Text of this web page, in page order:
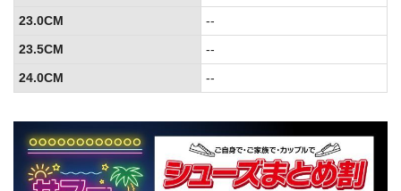
23.0CM
--
23.5CM
--
24.0CM
--